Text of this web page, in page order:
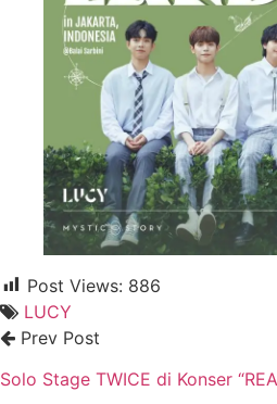
Post Views: 886
LUCY
Prev Post
Solo Stage TWICE di Konser